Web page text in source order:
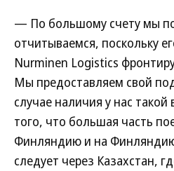
— По большому счету мы
отчитываемся, поскольку
Nurminen Logistics
Мы предоставляем свой
случае наличия у нас
того, что большая часть
Финляндию и на
следует через Казахстан,